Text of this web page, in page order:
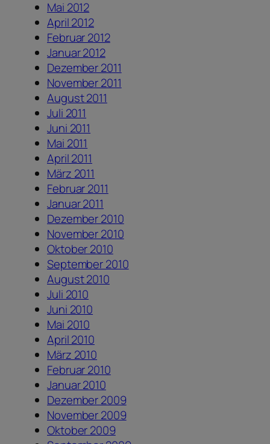
Mai 2012
April 2012
Februar 2012
Januar 2012
Dezember 2011
November 2011
August 2011
Juli 2011
Juni 2011
Mai 2011
April 2011
März 2011
Februar 2011
Januar 2011
Dezember 2010
November 2010
Oktober 2010
September 2010
August 2010
Juli 2010
Juni 2010
Mai 2010
April 2010
März 2010
Februar 2010
Januar 2010
Dezember 2009
November 2009
Oktober 2009